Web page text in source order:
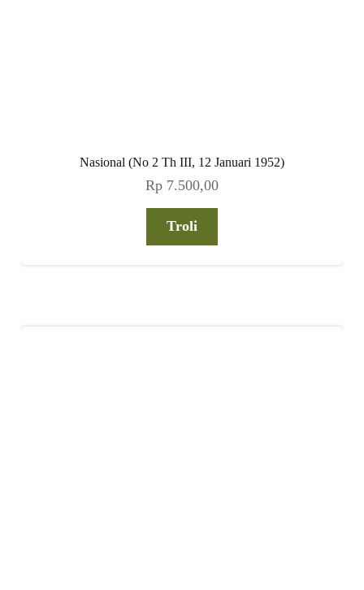
Nasional (No 2 Th III, 12 Januari 1952)
Rp 7.500,00
Troli